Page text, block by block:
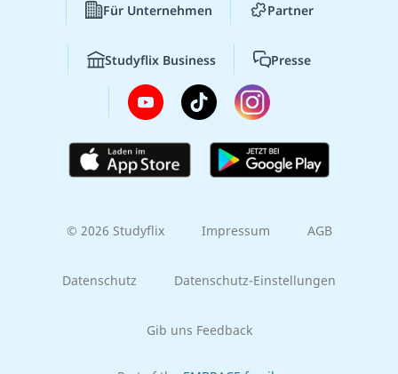
Für Unternehmen Partner
Studyflix Business Presse
© 2026 Studyflix Impressum AGB
Datenschutz Datenschutz-Einstellungen
Gib uns Feedback